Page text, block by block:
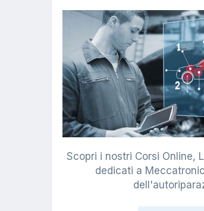
Scopri i nostri Corsi Online,
dedicati a